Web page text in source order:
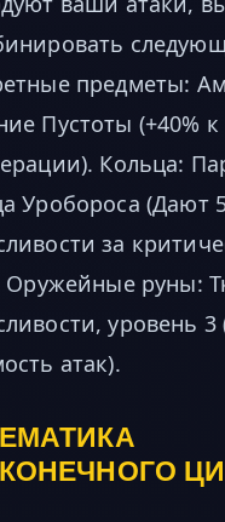
предметы:
Пустоты (+40% к
Кольца:
Уробороса (Дают
за
Оружейные руны:
уровень
атак).